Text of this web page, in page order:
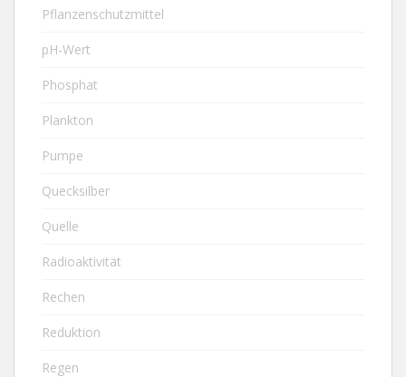
Pflanzenschutzmittel
pH-Wert
Phosphat
Plankton
Pumpe
Quecksilber
Quelle
Radioaktivität
Rechen
Reduktion
Regen